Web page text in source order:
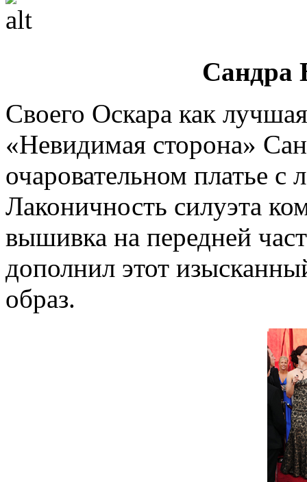
Сандра
Своего Оскара как
«Невидимая сторона»
очаровательном платье с
Лаконичность силуэта
вышивка на передней
дополнил этот
образ.